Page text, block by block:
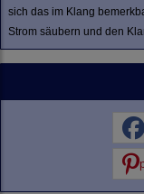
sich das im Klang
Strom säubern und den